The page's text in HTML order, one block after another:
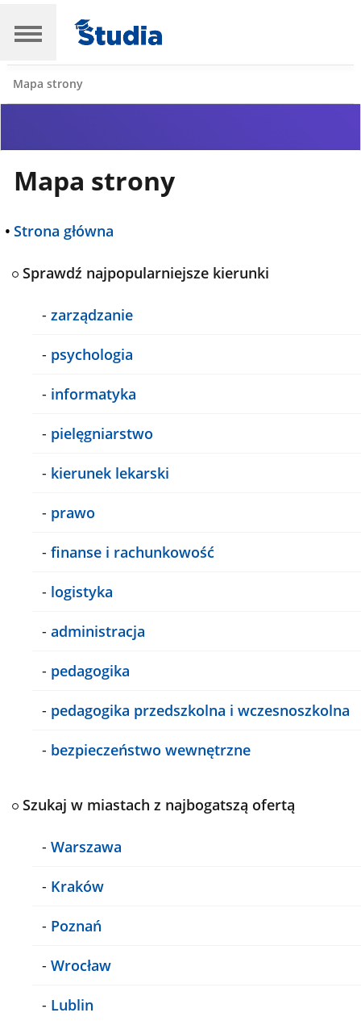
Mapa strony
Mapa strony
• Strona główna
Sprawdź najpopularniejsze kierunki
- zarządzanie
- psychologia
- informatyka
- pielęgniarstwo
- kierunek lekarski
- prawo
- finanse i rachunkowość
- logistyka
- administracja
- pedagogika
- pedagogika przedszkolna i wczesnoszkolna
- bezpieczeństwo wewnętrzne
Szukaj w miastach z najbogatszą ofertą
- Warszawa
- Kraków
- Poznań
- Wrocław
- Lublin